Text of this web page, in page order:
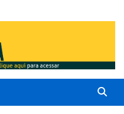
de Altos /